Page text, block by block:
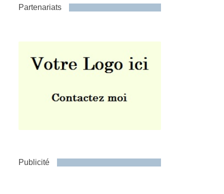
Partenariats
Publicité